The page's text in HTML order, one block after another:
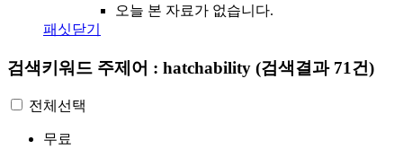
오늘 본 자료가 없습니다.
패싯닫기
검색키워드 주제어 : hatchability (검색결과 71건)
전체선택
무료